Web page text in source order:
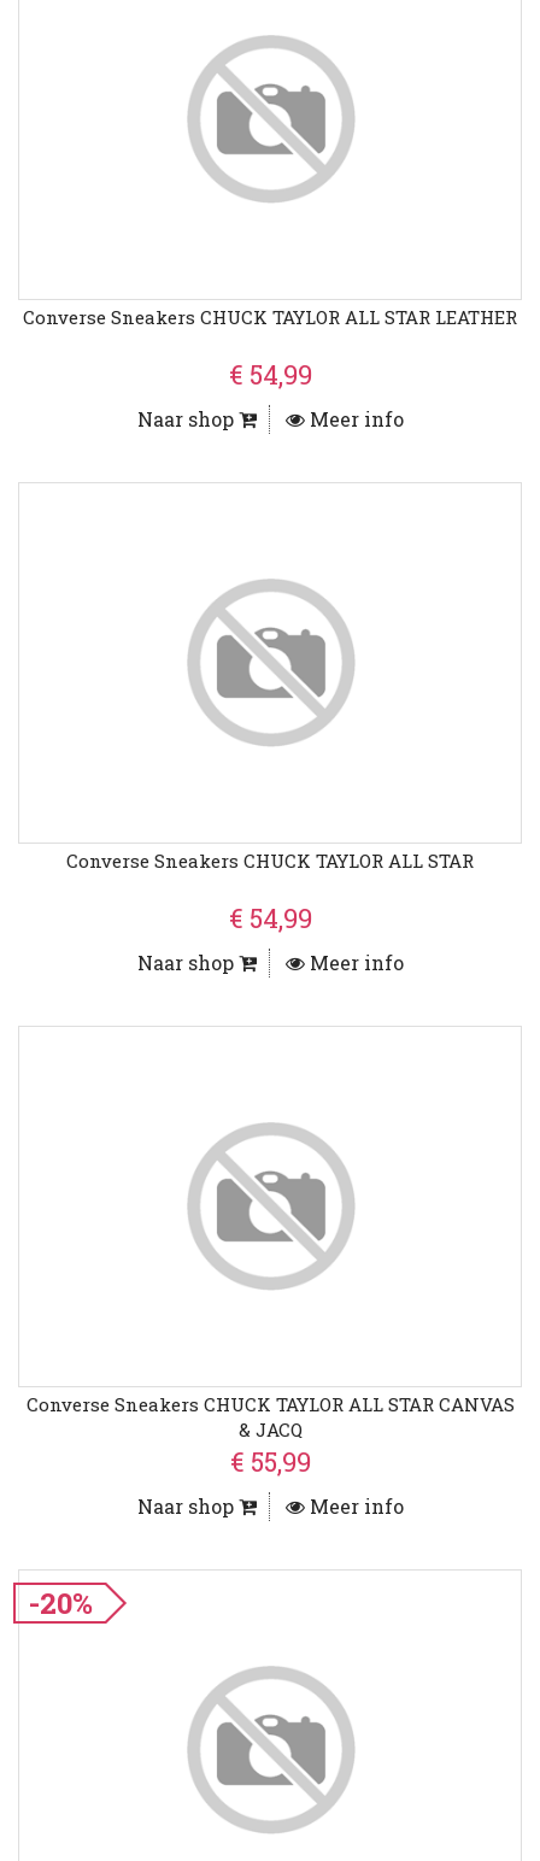
Converse Sneakers CHUCK TAYLOR ALL STAR LEATHER
€ 54,99
Naar shop Meer info
Converse Sneakers CHUCK TAYLOR ALL STAR
€ 54,99
Naar shop Meer info
Converse Sneakers CHUCK TAYLOR ALL STAR CANVAS
& JACQ
€ 55,99
Naar shop Meer info
-20%